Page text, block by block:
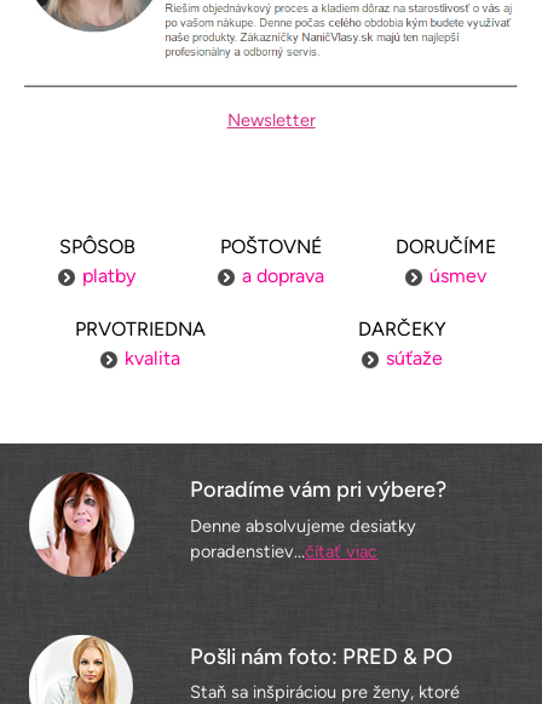
Newsletter
SPÔSOB
platby
POŠTOVNÉ
a doprava
DORUČÍME
úsmev
PRVOTRIEDNA
kvalita
DARČEKY
súťaže
Poradíme vám pri výbere?
Denne absolvujeme desiatky
poradenstiev...čítať viac
Pošli nám foto: PRED & PO
Staň sa inšpiráciou pre ženy, ktoré